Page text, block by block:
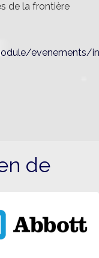
de la frontière
evenements/
de